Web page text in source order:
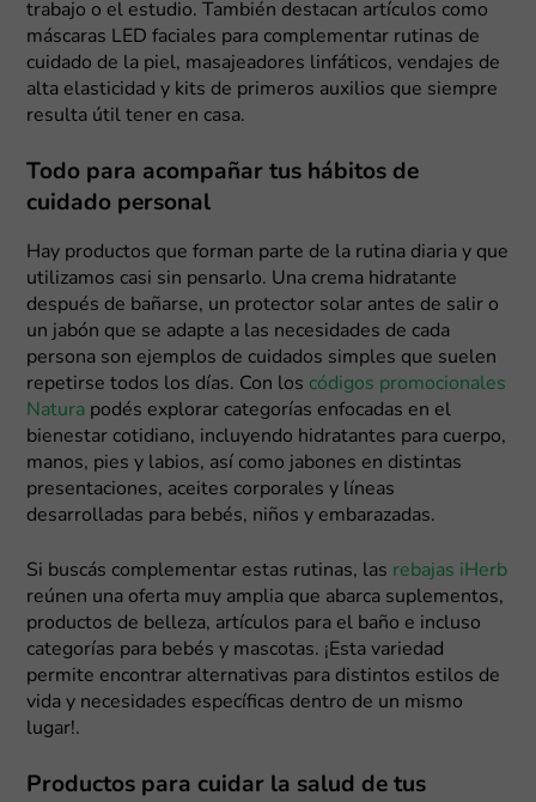
trabajo o el estudio. También destacan artículos como
máscaras LED faciales para complementar rutinas de
cuidado de la piel, masajeadores linfáticos, vendajes de
alta elasticidad y kits de primeros auxilios que siempre
resulta útil tener en casa.
Todo para acompañar tus hábitos de
cuidado personal
Hay productos que forman parte de la rutina diaria y que
utilizamos casi sin pensarlo. Una crema hidratante
después de bañarse, un protector solar antes de salir o
un jabón que se adapte a las necesidades de cada
persona son ejemplos de cuidados simples que suelen
repetirse todos los días. Con los códigos promocionales
Natura podés explorar categorías enfocadas en el
bienestar cotidiano, incluyendo hidratantes para cuerpo,
manos, pies y labios, así como jabones en distintas
presentaciones, aceites corporales y líneas
desarrolladas para bebés, niños y embarazadas.
Si buscás complementar estas rutinas, las rebajas iHerb
reúnen una oferta muy amplia que abarca suplementos,
productos de belleza, artículos para el baño e incluso
categorías para bebés y mascotas. ¡Esta variedad
permite encontrar alternativas para distintos estilos de
vida y necesidades específicas dentro de un mismo
lugar!.
Productos para cuidar la salud de tus